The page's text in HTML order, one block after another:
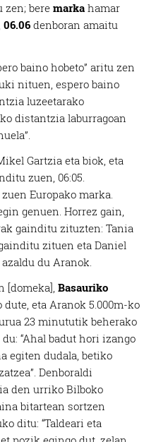
zen; beremarka hamar
06.06 denboran amaitu
baino hobeto” aritu zen
nituen, espero baino
luzeetarako
distantzia laburragoan
Gartzia eta biok, eta
zuen, 06:05.
Europako marka.
genuen. Horrez gain,
gainditu zituzten: Tania
zituen eta Daniel
du Aranok.
[domeka],Basauriko
dute, eta Aranok 5.000m-ko
23 minututik beherako
“Ahal badut hori izango
egiten dudala, betiko
Denboraldi
den urriko Bilboko
bitartean sortzen
ditu: “Taldeari eta